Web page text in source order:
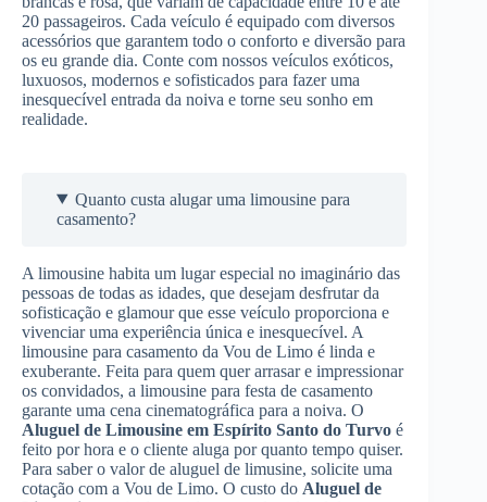
20 passageiros. Cada veículo é equipado com diversos
acessórios que garantem todo o conforto e diversão para
os eu grande dia. Conte com nossos veículos exóticos,
luxuosos, modernos e sofisticados para fazer uma
inesquecível entrada da noiva e torne seu sonho em
realidade.
Quanto custa alugar uma limousine para
casamento?
A limousine habita um lugar especial no imaginário das
pessoas de todas as idades, que desejam desfrutar da
sofisticação e glamour que esse veículo proporciona e
vivenciar uma experiência única e inesquecível. A
limousine para casamento da Vou de Limo é linda e
exuberante. Feita para quem quer arrasar e impressionar
os convidados, a limousine para festa de casamento
garante uma cena cinematográfica para a noiva. O
Aluguel de Limousine em Espírito Santo do Turvo é
feito por hora e o cliente aluga por quanto tempo quiser.
Para saber o valor de aluguel de limusine, solicite uma
cotação com a Vou de Limo. O custo do Aluguel de